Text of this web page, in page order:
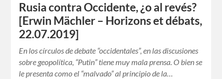
Rusia contra Occidente, ¿o al revés?
[Erwin Mächler – Horizons et débats,
22.07.2019]
En los círculos de debate “occidentales”, en las discusiones
sobre geopolítica, “Putin” tiene muy mala prensa. O bien se
le presenta como el “malvado” al principio de la…